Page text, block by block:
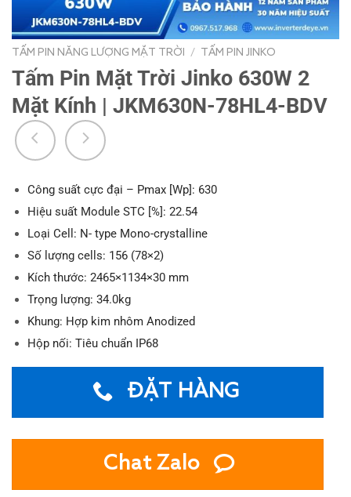
TẤM PIN NĂNG LƯỢNG MẶT TRỜI / TẤM PIN JINKO
Tấm Pin Mặt Trời Jinko 630W 2
Mặt Kính | JKM630N-78HL4-BDV
Công suất cực đại – Pmax [Wp]: 630
Hiệu suất Module STC [%]: 22.54
Loại Cell: N- type Mono-crystalline
Số lượng cells: 156 (78×2)
Kích thước: 2465×1134×30 mm
Trọng lượng: 34.0kg
Khung: Hợp kim nhôm Anodized
Hộp nối: Tiêu chuẩn IP68
ĐẶT HÀNG
Chat Zalo